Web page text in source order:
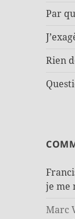
Par
Rien
je me
Marc